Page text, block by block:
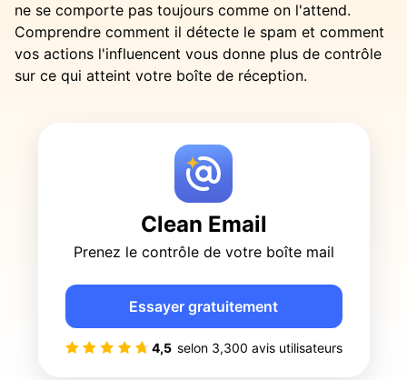
ne se comporte pas toujours comme on l'attend.
Comprendre comment il détecte le spam et comment
vos actions l'influencent vous donne plus de contrôle
sur ce qui atteint votre boîte de réception.
Clean Email
Prenez le contrôle de votre boîte mail
4,5 selon 3,300 avis utilisateurs
Essayer gratuitement